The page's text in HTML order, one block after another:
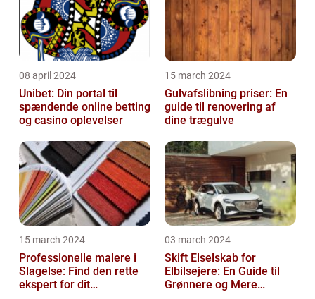
08 april 2024
Unibet: Din portal til
spændende online betting
og casino oplevelser
15 march 2024
Gulvafslibning priser: En
guide til renovering af
dine trægulve
15 march 2024
Professionelle malere i
Slagelse: Find den rette
ekspert for dit
03 march 2024
Skift Elselskab for
Elbilsejere: En Guide til
Grønnere og Mere